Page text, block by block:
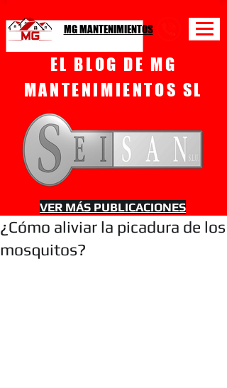
MG MANTENIMIENTOS
EL BLOG DE MG
MANTENIMIENTOS SL
VER MÁS PUBLICACIONES
¿Cómo aliviar la picadura de los
mosquitos?